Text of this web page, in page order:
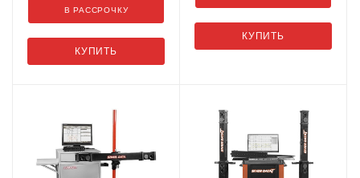
КУПИТЬ
В РАССРОЧКУ
КУПИТЬ